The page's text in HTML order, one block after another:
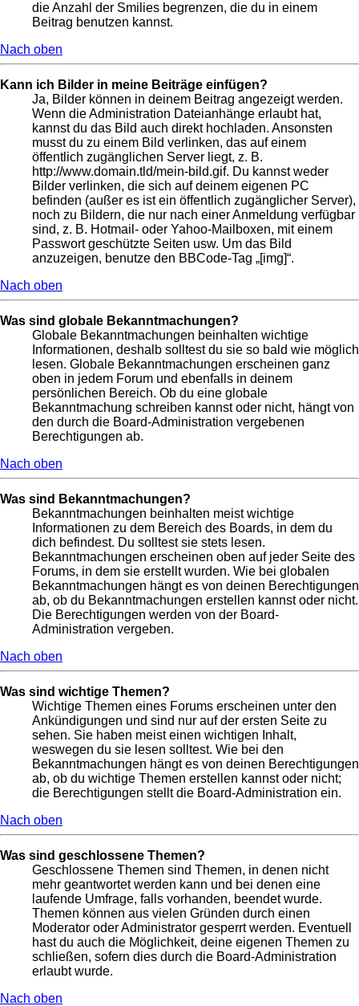
die Anzahl der Smilies begrenzen, die du in einem
Beitrag benutzen kannst.
Nach oben
Kann ich Bilder in meine Beiträge einfügen?
Ja, Bilder können in deinem Beitrag angezeigt werden.
Wenn die Administration Dateianhänge erlaubt hat,
kannst du das Bild auch direkt hochladen. Ansonsten
musst du zu einem Bild verlinken, das auf einem
öffentlich zugänglichen Server liegt, z. B.
http://www.domain.tld/mein-bild.gif. Du kannst weder
Bilder verlinken, die sich auf deinem eigenen PC
befinden (außer es ist ein öffentlich zugänglicher Server),
noch zu Bildern, die nur nach einer Anmeldung verfügbar
sind, z. B. Hotmail- oder Yahoo-Mailboxen, mit einem
Passwort geschützte Seiten usw. Um das Bild
anzuzeigen, benutze den BBCode-Tag „[img]“.
Nach oben
Was sind globale Bekanntmachungen?
Globale Bekanntmachungen beinhalten wichtige
Informationen, deshalb solltest du sie so bald wie möglich
lesen. Globale Bekanntmachungen erscheinen ganz
oben in jedem Forum und ebenfalls in deinem
persönlichen Bereich. Ob du eine globale
Bekanntmachung schreiben kannst oder nicht, hängt von
den durch die Board-Administration vergebenen
Berechtigungen ab.
Nach oben
Was sind Bekanntmachungen?
Bekanntmachungen beinhalten meist wichtige
Informationen zu dem Bereich des Boards, in dem du
dich befindest. Du solltest sie stets lesen.
Bekanntmachungen erscheinen oben auf jeder Seite des
Forums, in dem sie erstellt wurden. Wie bei globalen
Bekanntmachungen hängt es von deinen Berechtigungen
ab, ob du Bekanntmachungen erstellen kannst oder nicht.
Die Berechtigungen werden von der Board-
Administration vergeben.
Nach oben
Was sind wichtige Themen?
Wichtige Themen eines Forums erscheinen unter den
Ankündigungen und sind nur auf der ersten Seite zu
sehen. Sie haben meist einen wichtigen Inhalt,
weswegen du sie lesen solltest. Wie bei den
Bekanntmachungen hängt es von deinen Berechtigungen
ab, ob du wichtige Themen erstellen kannst oder nicht;
die Berechtigungen stellt die Board-Administration ein.
Nach oben
Was sind geschlossene Themen?
Geschlossene Themen sind Themen, in denen nicht
mehr geantwortet werden kann und bei denen eine
laufende Umfrage, falls vorhanden, beendet wurde.
Themen können aus vielen Gründen durch einen
Moderator oder Administrator gesperrt werden. Eventuell
hast du auch die Möglichkeit, deine eigenen Themen zu
schließen, sofern dies durch die Board-Administration
erlaubt wurde.
Nach oben